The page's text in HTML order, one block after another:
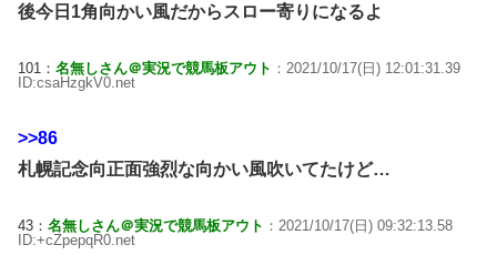
後今日1角向かい風だからスロー寄りになるよ
101： 名無しさん＠実況で競馬板アウト ：2021/10/17(日) 12:01:31.39
ID:csaHzgkV0.net
>>86
札幌記念向正面強烈な向かい風吹いてたけど…
43： 名無しさん＠実況で競馬板アウト ：2021/10/17(日) 09:32:13.58
ID:+cZpepqR0.net